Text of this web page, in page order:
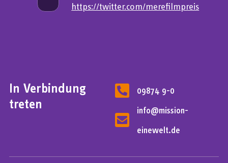
https://twitter.com/merefilmpreis
In Verbindung
treten
09874 9-0
info@mission-
einewelt.de